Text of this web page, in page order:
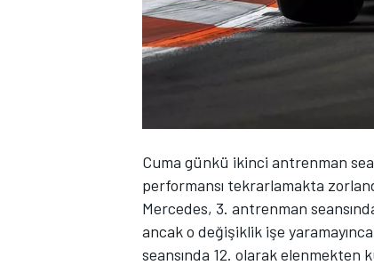
WRC
Cuma günkü ikinci antrenman
performansı tekrarlamakta
Mercedes, 3. antrenman
ancak o değişiklik işe
seansında 12. olarak elenmekten